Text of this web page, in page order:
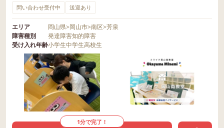
問い合わせ受付中 送迎あり
エリア 岡山県>岡山市>南区>芳泉
障害種別
発達障害知的障害
受け入れ年齢小学生中学生高校生
1分で完了！